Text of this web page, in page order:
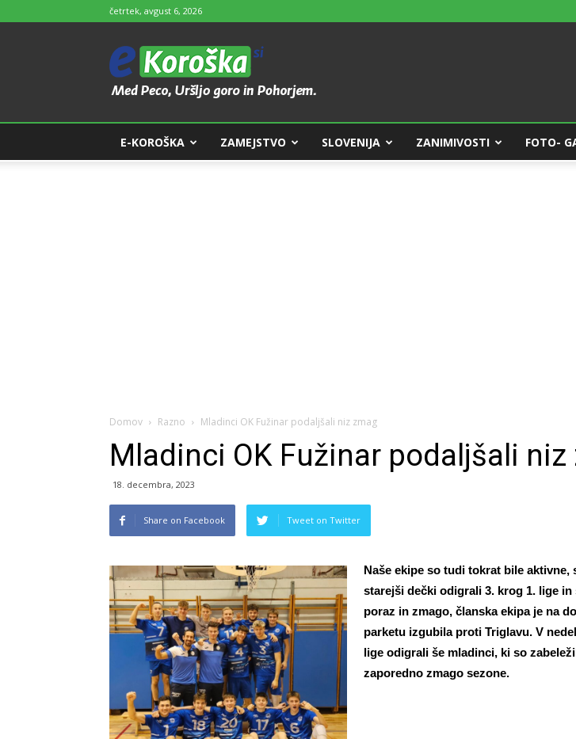
četrtek, avgust 6, 2026
e-
Koroška
E-KOROŠKA ZAMEJSTVO SLOVENIJA ZANIMIVOSTI FOTO-
Domov Razno Mladinci OK Fužinar podaljšali niz zmag
Mladinci OK Fužinar podaljšali niz
18. decembra, 2023
Share on Facebook Tweet on Twitter
Naše ekipe so tudi tokrat bile aktivne,
starejši dečki odigrali 3. krog 1. lige in
poraz in zmago, članska ekipa je na
parketu izgubila proti Triglavu. V
lige odigrali še mladinci, ki so
zaporedno zmago sezone.